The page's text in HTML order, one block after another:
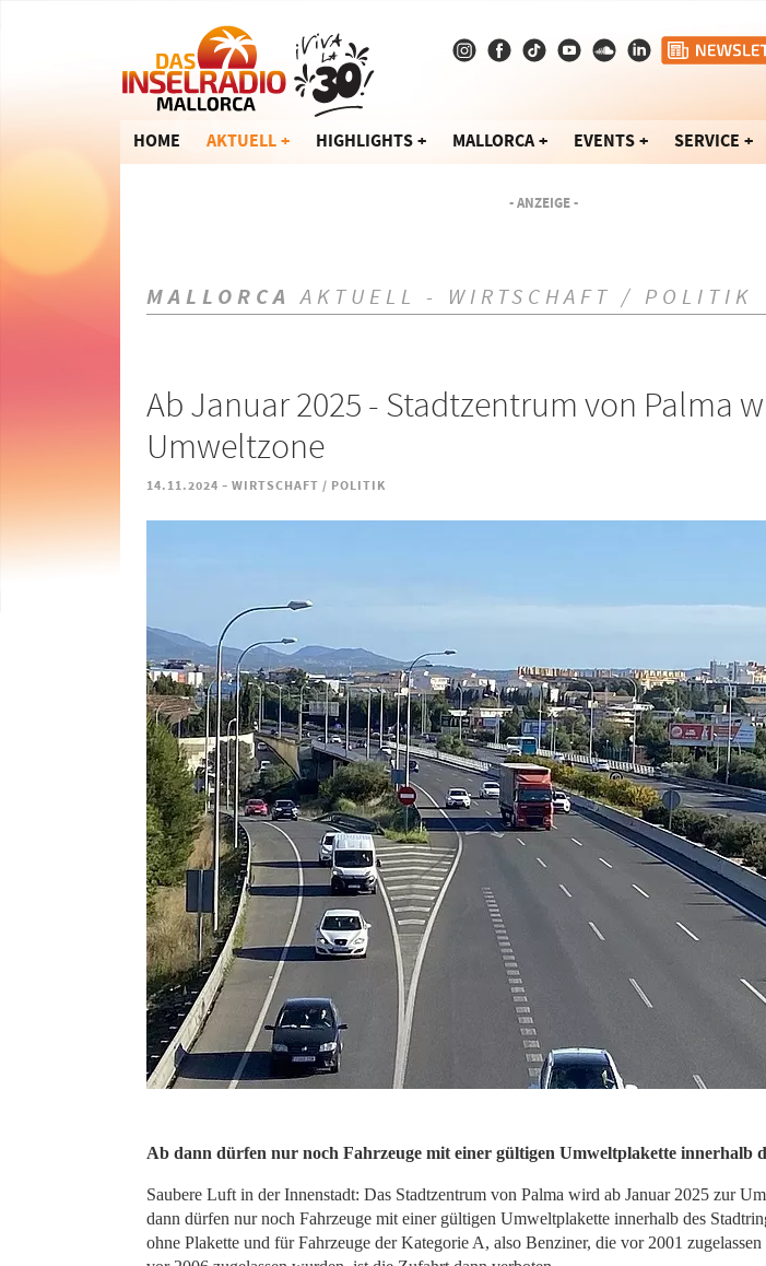
HOME AKTUELL HIGHLIGHTS MALLORCA EVENTS SERVICE
- ANZEIGE -
MALLORCA AKTUELL - WIRTSCHAFT / POLITIK
Ab Januar 2025 - Stadtzentrum von Palma
Umweltzone
14.11.2024 - WIRTSCHAFT / POLITIK
Ab dann dürfen nur noch Fahrzeuge mit einer gültigen Umweltplakette innerhalb
Saubere Luft in der Innenstadt: Das Stadtzentrum von Palma wird ab Januar 2025 zur
dann dürfen nur noch Fahrzeuge mit einer gültigen Umweltplakette innerhalb des
ohne Plakette und für Fahrzeuge der Kategorie A, also Benziner, die vor 2001